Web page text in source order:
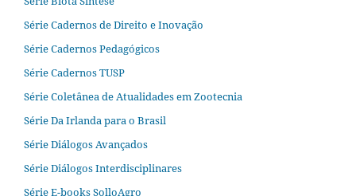
Série Cadernos de Direito e Inovação
Série Cadernos Pedagógicos
Série Cadernos TUSP
Série Coletânea de Atualidades em Zootecnia
Série Da Irlanda para o Brasil
Série Diálogos Avançados
Série Diálogos Interdisciplinares
Série E-books SolloAgro